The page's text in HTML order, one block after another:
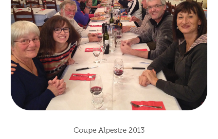
Coupe Alpestre 2013